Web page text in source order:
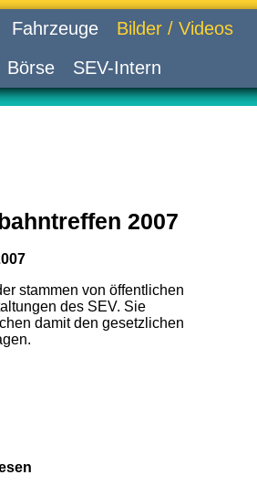
Fahrzeuge
Bilder / Videos
Börse SEV-Intern
2007
stammen von öffentlichen
des SEV. Sie
damit den gesetzlichen